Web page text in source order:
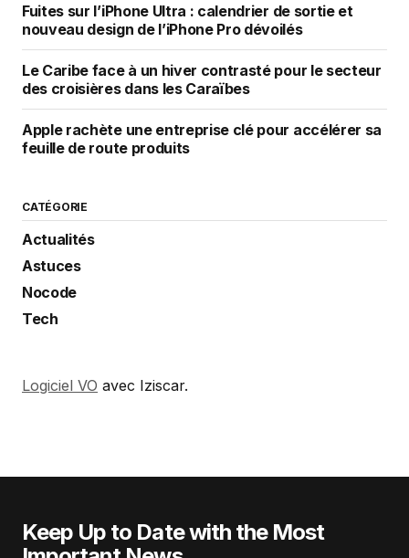
Fuites sur l’iPhone Ultra : calendrier de sortie et
nouveau design de l’iPhone Pro dévoilés
Le Caribe face à un hiver contrasté pour le secteur
des croisières dans les Caraïbes
Apple rachète une entreprise clé pour accélérer sa
feuille de route produits
CATÉGORIE
Actualités
Astuces
Nocode
Tech
Logiciel VO avec Iziscar.
Keep Up to Date with the Most